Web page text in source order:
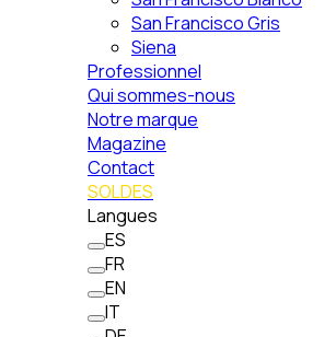
San Francisco Gris
Siena
Professionnel
Qui sommes-nous
Notre marque
Magazine
Contact
SOLDES
Langues
ES
FR
EN
IT